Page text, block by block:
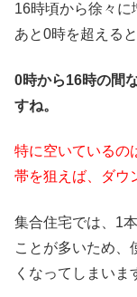
16時頃から徐々
あと0時を超える
0時から16時の間
すね。
特に空いているの
帯を狙えば、ダウ
集合住宅では、1
ことが多いため、
くなってしまいま